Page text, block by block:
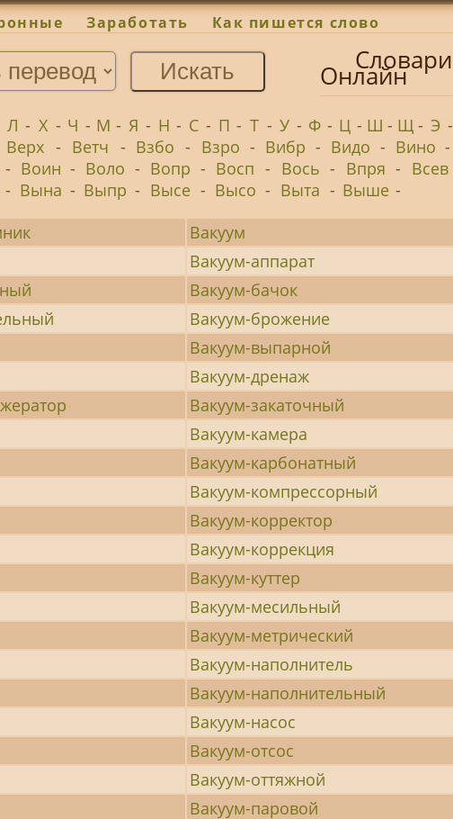
Заработать Как пишется слово
Словари
Онлайн
Л - Х - Ч - М - Я - Н - С - П - Т - У - Ф - Ц - Ш - Щ- Э -
Верх - Ветч - Взбо - Взро - Вибр - Видо - Вино -
- Воин - Воло - Вопр - Восп - Вось - Впря - Всев
- Вына - Выпр - Высе - Высо - Выта - Выше -
Вакуум
Вакуум-аппарат
Вакуум-бачок
Вакуум-брожение
Вакуум-выпарной
Вакуум-дренаж
Вакуум-закаточный
Вакуум-камера
Вакуум-карбонатный
Вакуум-компрессорный
Вакуум-корректор
Вакуум-коррекция
Вакуум-куттер
Вакуум-месильный
Вакуум-метрический
Вакуум-наполнитель
Вакуум-наполнительный
Вакуум-насос
Вакуум-отсос
Вакуум-оттяжной
Вакуум-паровой